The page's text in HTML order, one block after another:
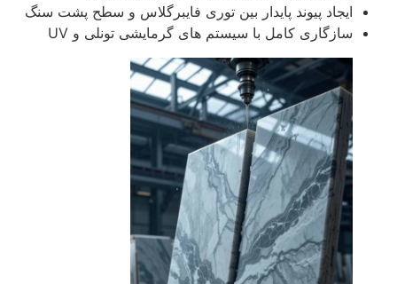
ایجاد پیوند پایدار بین توری فایبرگلاس و سطح پشت سنگ
سازگاری کامل با سیستم‌ های گرمایشی تونلی و UV